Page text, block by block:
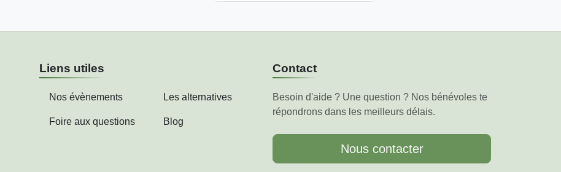
Liens utiles
Nos évènements Les alternatives
Foire aux questions Blog
Contact
Besoin d'aide ? Une question ? Nos bénévoles te
répondrons dans les meilleurs délais.
Nous contacter